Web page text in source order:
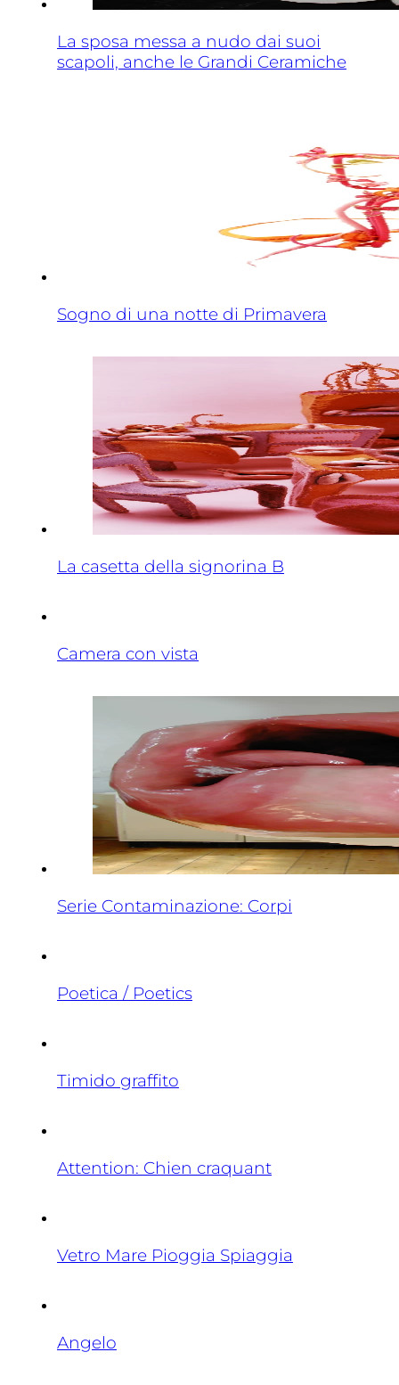
La sposa messa a nudo dai suoi
scapoli, anche le Grandi Ceramiche
Sogno di una notte di Primavera
La casetta della signorina B
Camera con vista
Serie Contaminazione: Corpi
Poetica / Poetics
Timido graffito
Attention: Chien craquant
Vetro Mare Pioggia Spiaggia
Angelo